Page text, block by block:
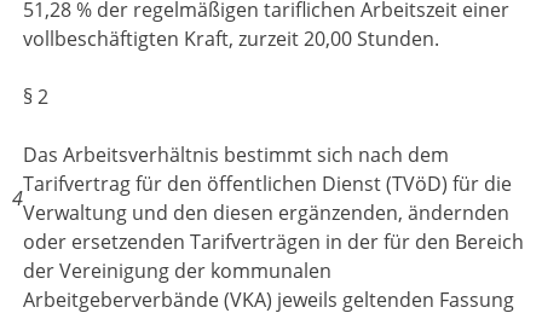
4
51,28 % der regelmäßigen tariflichen Arbeitszeit einer
vollbeschäftigten Kraft, zurzeit 20,00 Stunden.
§ 2
Das Arbeitsverhältnis bestimmt sich nach dem
Tarifvertrag für den öffentlichen Dienst (TVöD) für die
Verwaltung und den diesen ergänzenden, ändernden
oder ersetzenden Tarifverträgen in der für den Bereich
der Vereinigung der kommunalen
Arbeitgeberverbände (VKA) jeweils geltenden Fassung